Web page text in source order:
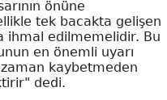
önüne
tek bacakta gelişen
ihmal edilmemelidir. Bu
en önemli uyarı
kaybetmeden
dedi.